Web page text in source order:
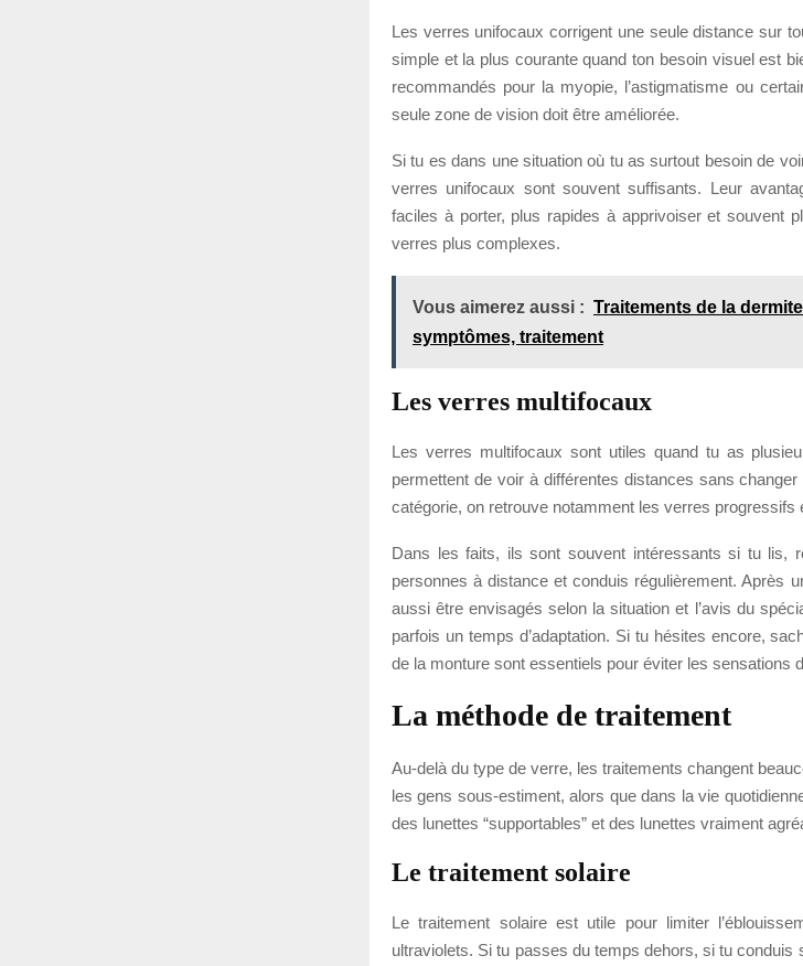
Les verres unifocaux corrigent une seule distance sur
simple et la plus courante quand ton besoin visuel est
recommandés pour la myopie, l’astigmatisme ou
seule zone de vision doit être améliorée.
Si tu es dans une situation où tu as surtout besoin de
verres unifocaux sont souvent suffisants. Leur
faciles à porter, plus rapides à apprivoiser et souvent
verres plus complexes.
Vous aimerez aussi : Traitements de la
symptômes, traitement
Les verres multifocaux
Les verres multifocaux sont utiles quand tu as
permettent de voir à différentes distances sans
catégorie, on retrouve notamment les verres progressifs
Dans les faits, ils sont souvent intéressants si tu lis,
personnes à distance et conduis régulièrement. Après
aussi être envisagés selon la situation et l’avis du
parfois un temps d’adaptation. Si tu hésites encore,
de la monture sont essentiels pour éviter les sensations
La méthode de traitement
Au-delà du type de verre, les traitements changent
les gens sous-estiment, alors que dans la vie
des lunettes “supportables” et des lunettes vraiment
Le traitement solaire
Le traitement solaire est utile pour limiter
ultraviolets. Si tu passes du temps dehors, si tu conduis